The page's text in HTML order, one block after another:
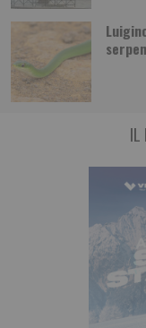
Ondate di calore,
Torino
Parchi, giardini,
Torino i luoghi dove
IL